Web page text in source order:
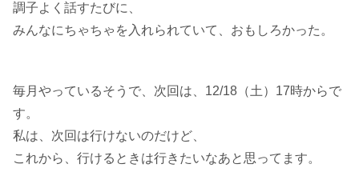
調子よく話すたびに、
みんなにちゃちゃを入れられていて、おもしろかった。
毎月やっているそうで、次回は、12/18（土）17時からで
す。
私は、次回は行けないのだけど、
これから、行けるときは行きたいなあと思ってます。